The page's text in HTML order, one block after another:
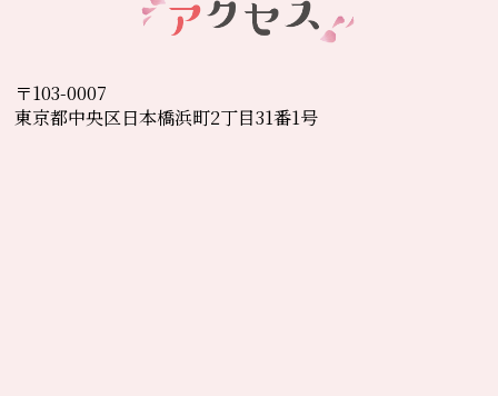
〒103-0007
東京都中央区日本橋浜町2丁目31番1号